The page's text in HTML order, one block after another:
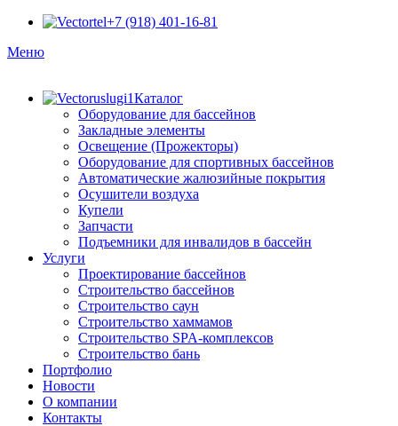
+7 (918) 401-16-81
Меню
Каталог
Оборудование для бассейнов
Закладные элементы
Освещение (Прожекторы)
Оборудование для спортивных бассейнов
Автоматические жалюзийные покрытия
Осушители воздуха
Купели
Запчасти
Подъемники для инвалидов в бассейн
Услуги
Проектирование бассейнов
Строительство бассейнов
Строительство саун
Строительство хаммамов
Строительство SPA-комплексов
Строительство бань
Портфолио
Новости
O компании
Контакты